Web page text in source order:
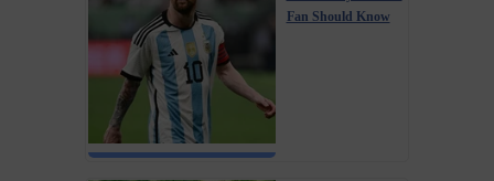
Fan Should Know